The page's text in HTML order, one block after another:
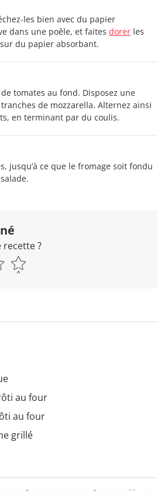
les bien avec du papier
dans une poêle, et faites dorer les
du papier absorbant.
tomates au fond. Disposez une
de mozzarella. Alternez ainsi
en terminant par du coulis.
jusqu’à ce que le fromage soit fondu
recette ?
au four
au four
grillé